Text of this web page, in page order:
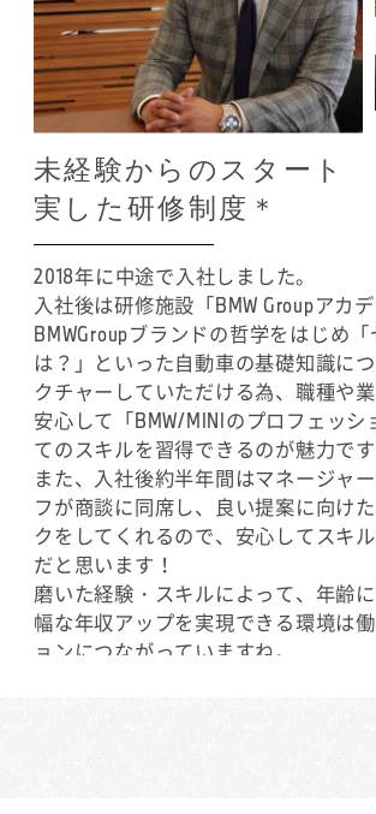
未経験からのスタ
実した研修制度＊
2018年に中途で入社しました。
入社後は研修施設「BMW Groupアカデ
BMWGroupブランドの哲学をはじめ「
は？」といった自動車の基礎知識に
クチャーしていただける為、職種や
安心して「BMW/MINIのプロフェッシ
てのスキルを習得できるのが魅力です
また、入社後約半年間はマネージャ
フが商談に同席し、良い提案に向け
クをしてくれるので、安心してスキ
だと思います！
磨いた経験・スキルによって、年齢
幅な年収アップを実現できる環境は
ョンにつながっていますね。